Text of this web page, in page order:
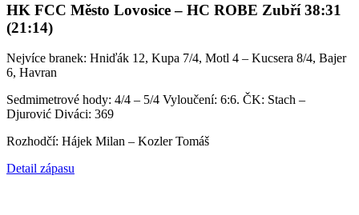
HK FCC Město Lovosice – HC ROBE Zubří 38:31
(21:14)
Nejvíce branek: Hniďák 12, Kupa 7/4, Motl 4 – Kucsera 8/4, Bajer
6, Havran
Sedmimetrové hody: 4/4 – 5/4 Vyloučení: 6:6. ČK: Stach –
Djurović Diváci: 369
Rozhodčí: Hájek Milan – Kozler Tomáš
Detail zápasu